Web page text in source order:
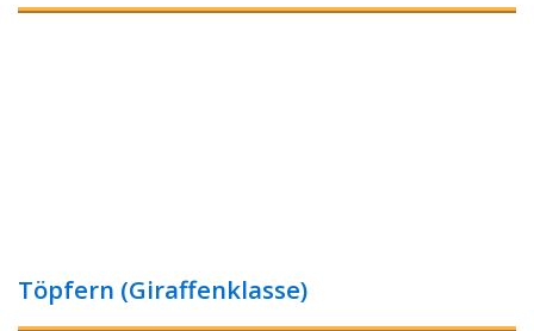
Töpfern (Giraffenklasse)